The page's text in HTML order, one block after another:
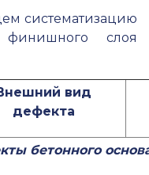
систематизацию
слоя
вид
дефекта
бетонного